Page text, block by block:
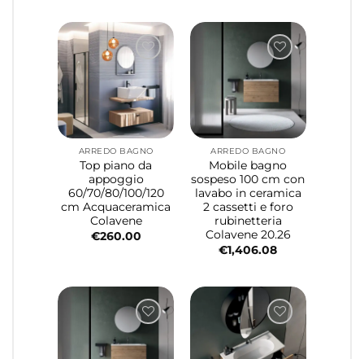
ARREDO BAGNO
Top piano da
appoggio
60/70/80/100/120
cm Acquaceramica
Colavene
€260.00
ARREDO BAGNO
Mobile bagno
sospeso 100 cm con
lavabo in ceramica
2 cassetti e foro
rubinetteria
Colavene 20.26
€1,406.08